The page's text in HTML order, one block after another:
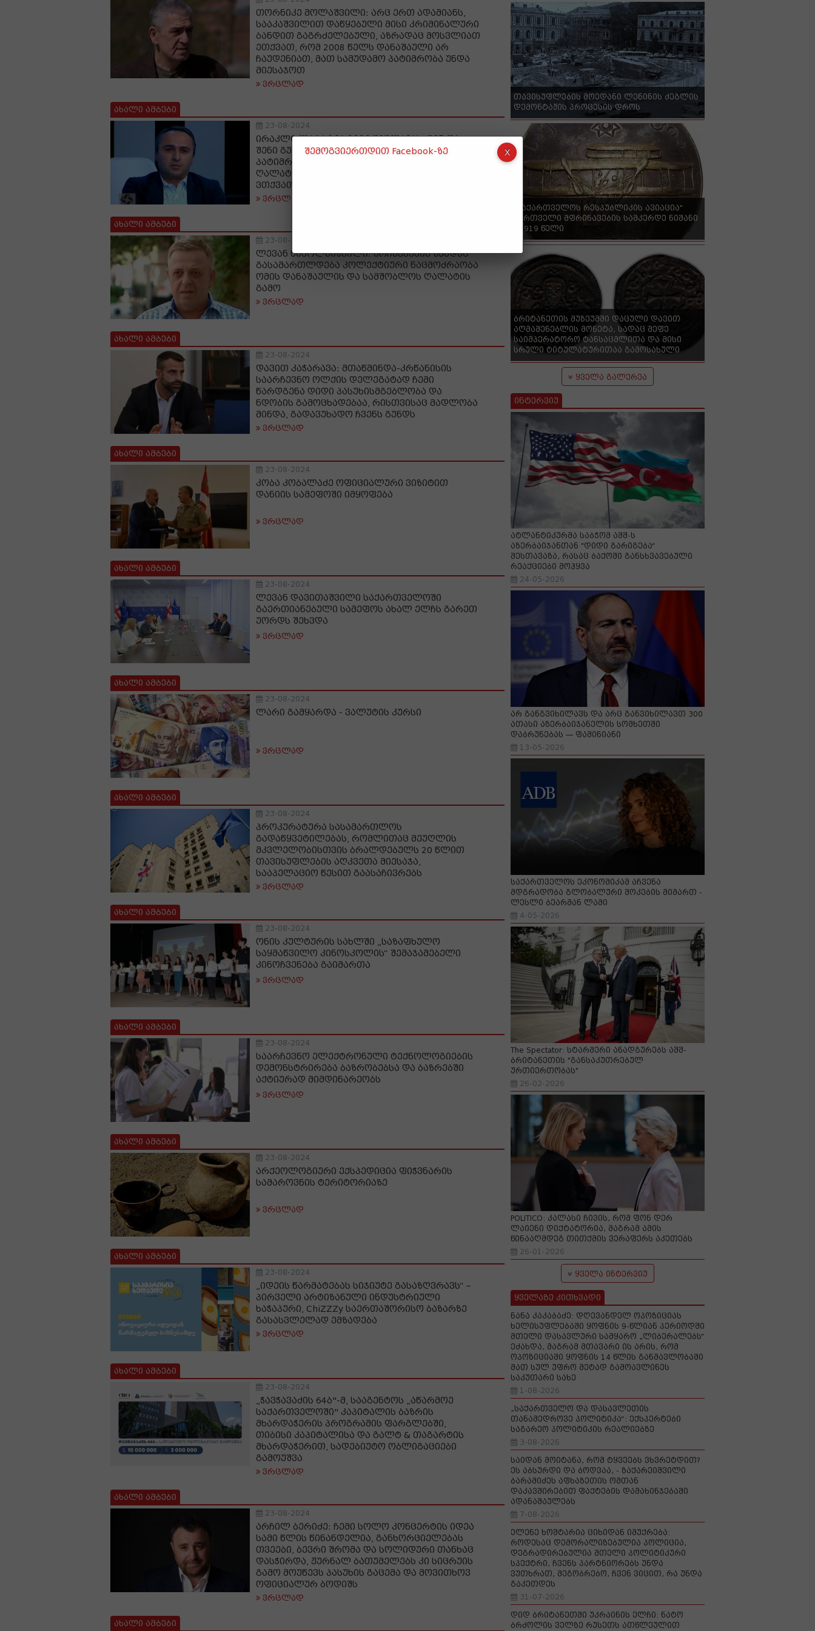
თორნიკე მოლაშვილი: არც ერთ ადამიანს,
სააკაშვილით დაწყებული მისი კრიმინალური
ბანდით გაგრძელებული, აზრადაც მოსვლიათ
ეთქვათ, რომ 2008 წელს დანაშაული არ
ჩაუდენიათ, მათ სამუდამო პატიმრობა უნდა
მიესაჯოთ
ვრცლად
ახალი ამბები
23-08-2024
ირაკლი ლატარია გიგი უგულავას: შენ და
შენი გუნდი უნდა ისხდეთ ციხეში სამუდამო
პატიმრობის მუხლებით სამშობლოს
ღალატისთვის; აი, ამის შემდეგ შეგვეძლება
ვთქვათ, რომ სამართალმა იზეიმა
ვრცლად
ახალი ამბები
23-08-2024
ლევან ნიკოლეიშვილი: არჩევნების შემდეგ
გასამართლდება კოლექტიური ნაცმოძრაობა
ომის დანაშაულის და სამშობლოს ღალატის
გამო
ვრცლად
ახალი ამბები
23-08-2024
დავით კაჭარავა: მთაწმინდა-კრწანისის
საარჩევნო ოლქის დელეგატად ჩემი
წარდგენა დიდი პასუხისმგებლობა და
ნდობის გამოცხადებაა, რისთვისაც მადლობა
მინდა, გადავუხადო ჩვენს გუნდს
ვრცლად
ახალი ამბები
23-08-2024
კობა კობალაძე ოფიციალური ვიზიტით
დანიის სამეფოში იმყოფება
ვრცლად
ახალი ამბები
23-08-2024
ლევან დავითაშვილი საქართველოში
გაერთიანებული სამეფოს ახალ ელჩს გარეთ
უორდს შეხვდა
ვრცლად
ახალი ამბები
23-08-2024
ლარი გამყარდა - ვალუტის კურსი
ვრცლად
ახალი ამბები
23-08-2024
პროკურატურა სასამართლოს
გადაწყვეტილებას, რომლითაც მეუღლის
მკვლელობისთვის ბრალდებულს 20 წლით
თავისუფლების აღკვეთა მიესაჯა,
სააპელაციო წესით გაასაჩივრებს
ვრცლად
ახალი ამბები
23-08-2024
ონის კულტურის სახლში „საზაფხულო
საყმაწვილო კინოსკოლის“ შემაჯამებელი
კინოჩვენება გაიმართა
ვრცლად
ახალი ამბები
23-08-2024
საარჩევნო ელექტრონული ტექნოლოგიების
დემონსტრირება ბაზრობებსა და ბაზრებში
აქტიურად მიმდინარეობს
ვრცლად
ახალი ამბები
23-08-2024
არქეოლოგიური ექსპედიცია ფიჭვნარის
სამაროვნის ტერიტორიაზე
ვრცლად
ახალი ამბები
23-08-2024
„იდეის წარმატებას სიჯიუტე გასაზღვრავს“ –
პირველი არტიზანული ინდუსტრიული
ხაჭაპური, ChiZZZy საერთაშორისო ბაზარზე
გასასვლელად ემზადება
ვრცლად
ახალი ამბები
23-08-2024
„ჭავჭავაძის 64ბ"-მ, სააგენტოს „აწარმოე
საქართველოში" კაპიტალის ბაზრის
მხარდაჭერის პროგრამის ფარგლებში,
თიბისი კაპიტალისა და გალტ & თაგარტის
მხარდაჭერით, სადებიუტო ობლიგაციები
გამოუშვა
ვრცლად
ახალი ამბები
23-08-2024
არჩილ ბერიძე: ჩემი სოლო კონცერტის იდეა
სამი წლის წინანდელია, განხორციელებას
თვეები, ბევრი შრომა და სოლიდური თანხაც
დასჭირდა, ჟურნალ ბათუმელებს კი სიცრუის
გამო მოუწევს პასუხის გაცემა და მოვითხოვ
ოფიციალურ ბოდიშს
ვრცლად
ახალი ამბები
თავისუფლების მოედანი ლენინის ძეგლის
დემონტაჟის პროცესის დროს
"საქართველოს რესპუბლიკის ავიაცია"
ქართველი მფრინავების სამკერდე ნიშანი
- 1919 წელი
ბრიტანეთის მუზეუმში დაცული დავით
აღმაშენებლის მონეტა, სადაც მეფე
საიმპერატორო ტანსაცმლითა და მისი
სრული ტიტულატურითაა გამოსახული
ყველა გალერეა
ინტერვიუ
ატლანტიკურმა საბჭომ აშშ-ს
აზერბაიჯანთან "დიდი გარიგება“
შესთავაზა, რასაც ბაქოში განსხვავებული
რეაქციები მოჰყვა
24-05-2026
არ განგვიხილავს და არც განვიხილავთ 300
ათასი აზერბაიჯანელის სომხეთში
დაბრუნებას — ფაშინიანი
13-05-2026
საქართველოს ეკონომიკამ აჩვენა
მდგრადობა გლობალური შოკების მიმართ -
ლესლი ბეარმან ლამი
4-05-2026
The Spectator: სტარმერი ანადგურებს აშშ-
ბრიტანეთის "განსაკუთრებულ
ურთიერთობას"
26-02-2026
POLITICO: კალასი ჩივის, რომ ფონ დერ
ლაიენი დიქტატორია, მაგრამ ამის
წინააღმდეგ თითქმის ვერაფერს აკეთებს
26-01-2026
ყველა ინტერვიუ
ყველაზე კითხვადი
ნანა კაკაბაძე: დღევანდელ ოპოზიციას
ხელისუფლებაში ყოფნის 9-წლიან პერიოდში
მთელი დასავლური სამყარო „ლიბერალებს“
ეძახდა, მაგრამ მთავარი ის არის, რომ
ოპოზიციაში ყოფნის 14 წლის განმავლობაში
მათ სულ უფრო მეტად გამოავლინეს
საკუთარი სახე
1-08-2026
„საქართველო და დასავლეთის
თანამედროვე პოლიტიკა“: ექსპერტები
საგარეო პოლიტიკის რეალიებზე
3-08-2026
საიდან მოიტანა, რომ ტყვეებს ვხვრეტდით?
ეს აბსურდი და ბოდვაა, - ზაქარეიშვილი
ბარამიძეს აფხაზეთის ომთან
დაკავშირებით ფაქტების დამახინჯებაში
ადანაშაულებს
7-08-2026
ელენე ხოშტარია ციხიდან იმუქრება:
როდესაც დემორალიზებულია პოლიცია,
დეგრადირებულია მთელი პოლიტიკური
სპექტრი, ჩვენს პარტნიორებს უნდა
ვუთხრათ, მეგობრებო, ჩვენ ვიცით, რა უნდა
გაკეთდეს
31-07-2026
დიდ ბრიტანეთში უკრაინის ელჩი: ნატო
ბრძოლის ველზე რუსეთს ათწლეულით
შემოგვიერთდით Facebook-ზე